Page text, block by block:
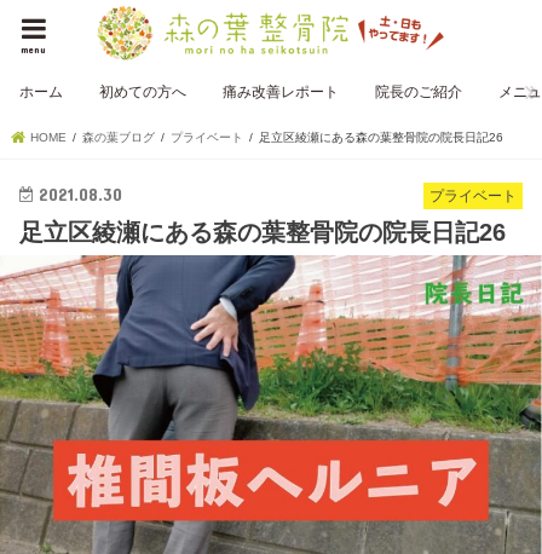
menu
ホーム 初めての方へ 痛み改善レポート 院長のご紹介 メニ
HOME 森の葉ブログ プライベート 足立区綾瀬にある森の葉整骨院の院長日記26
プライベート
2021.08.30
足立区綾瀬にある森の葉整骨院の院長日記26